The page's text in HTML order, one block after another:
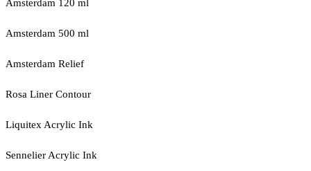
Amsterdam 120 ml
Amsterdam 500 ml
Amsterdam Relief
Rosa Liner Contour
Liquitex Acrylic Ink
Sennelier Acrylic Ink